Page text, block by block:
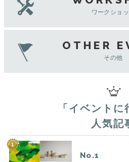
ワークショ
OTHER
その他
「 イベントに
人気記
No.